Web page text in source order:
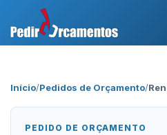
Início/Pedidos de Orçamento/
PEDIDO DE ORÇAMENTO
Área Profissional